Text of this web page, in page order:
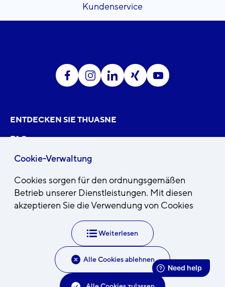
Kundenservice
ENTDECKEN SIE THUASNE
FAQ
KUNDENDIENST
Land wählen DE
Datenschutzerklärung
Barrierefreiheit: Teilweise Konform
Cookie-Einstellungen
Cookie-Verwaltung
Cookies sorgen für den ordnungsgemäßen
Betrieb unserer Dienstleistungen. Mit diesen
akzeptieren Sie die Verwendung von Cookies
Weiterlesen
Alle Cookies ablehnen